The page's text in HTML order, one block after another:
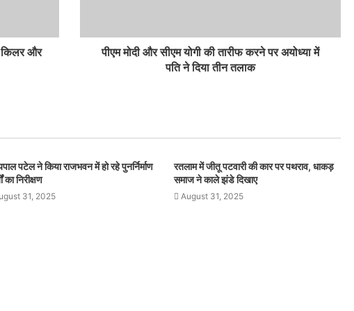
किलर और
पीएम मोदी और सीएम योगी की तारीफ करने पर अयोध्या में
पति ने दिया तीन तलाक
पटेल ने किया राजभवन में हो रहे पुनर्निर्माण
का निरीक्षण
31, 2025
रतलाम में जीतू पटवारी की कार पर पथराव, धाकड़
समाज ने काले झंडे दिखाए
August 31, 2025